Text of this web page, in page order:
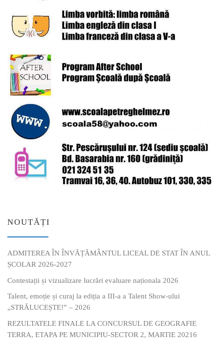
NOUTĂȚI
ADMITEREA ÎN ÎNVĂȚĂMÂNTUL LICEAL DE STAT ÎN ANUL
ȘCOLAR 2026-2027
Contestații și vizualizare lucrări evaluare naționala 2026
Talent, emoție și curaj la ediția a III-a a Talent Show-ului
„STRĂLUCEȘTE!” – 2026
REZULTATELE FINALE LA CONCURSUL DE GEOGRAFIE
TERRA, ETAPA PE MUNICIPIU-SECTOR 2, MARTIE 20216